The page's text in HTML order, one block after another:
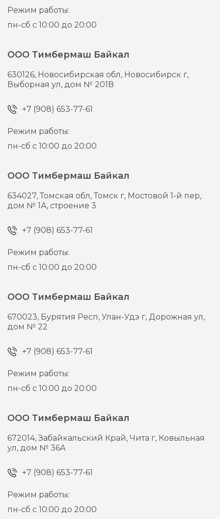
Режим работы:
пн-сб с 10:00 до 20:00
ООО Тимбермаш Байкал
630126, Новосибирская обл, Новосибирск г,
Выборная ул, дом № 201В
+7 (908) 653-77-61
Режим работы:
пн-сб с 10:00 до 20:00
ООО Тимбермаш Байкал
634027,Томская обл, Томск г, Мостовой 1-й пер,
дом № 1А, строение 3
+7 (908) 653-77-61
Режим работы:
пн-сб с 10:00 до 20:00
ООО Тимбермаш Байкал
670023, Бурятия Респ, Улан-Удэ г,Дорожная ул,
дом № 22
+7 (908) 653-77-61
Режим работы:
пн-сб с 10:00 до 20:00
ООО Тимбермаш Байкал
672014,Забайкальский Край, Чита г, Ковыльная
ул, дом № 36А
+7 (908) 653-77-61
Режим работы:
пн-сб с 10:00 до 20:00